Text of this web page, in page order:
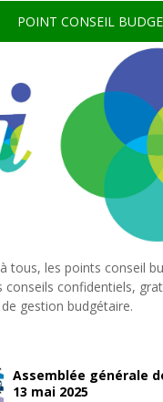
POINT CONSEIL
tous, les points conseil
conseils confidentiels,
gestion budgétaire.
Assemblée générale
13 mai 2025